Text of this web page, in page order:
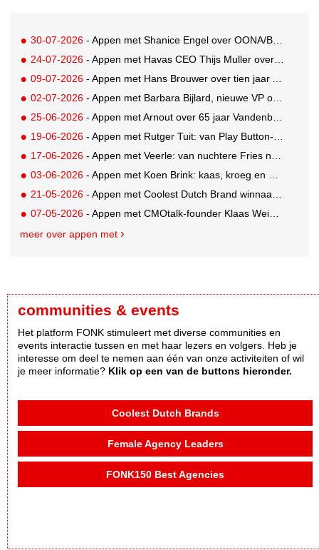
30-07-2026 - Appen met Shanice Engel over OONA/BAAS' Human Influence Paper
24-07-2026 - Appen met Havas CEO Thijs Muller over de overname van SportVibes
09-07-2026 - Appen met Hans Brouwer over tien jaar A'DAM Toren
02-07-2026 - Appen met Barbara Bijlard, nieuwe VP of Clients bij DEPT
25-06-2026 - Appen met Arnout over 65 jaar Vandenbusken
19-06-2026 - Appen met Rutger Tuit: van Play Button-parkeerplaats tot Grand Prix-stem
17-06-2026 - Appen met Veerle: van nuchtere Fries naar Cannes-correspondent
03-06-2026 - Appen met Koen Brink: kaas, kroeg en Oranjegekte
21-05-2026 - Appen met Coolest Dutch Brand winnaar Caroline van Turennout (Zeeman)
07-05-2026 - Appen met CMOtalk-founder Klaas Weima: met volle zeilen naar de VS
meer over appen met
communities & events
Het platform FONK stimuleert met diverse communities en
events interactie tussen en met haar lezers en volgers. Heb je
interesse om deel te nemen aan één van onze activiteiten of wil
je meer informatie? Klik op een van de buttons hieronder.
Coolest Dutch Brands
Female Agency Leaders
FONK150 Best Agencies